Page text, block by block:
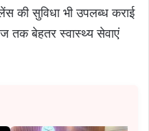
सुविधा भी उपलब्ध कराई
तक बेहतर स्वास्थ्य सेवाएं